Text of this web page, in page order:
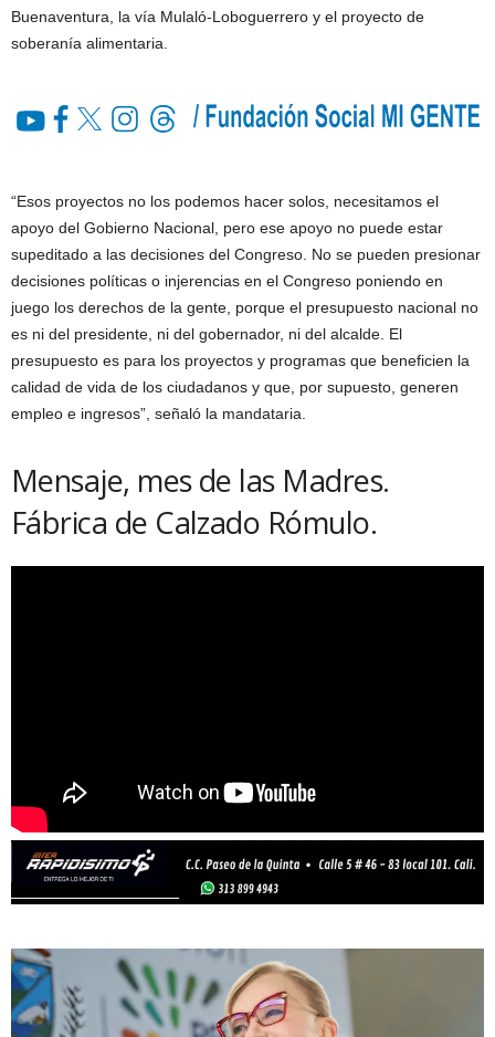
Buenaventura, la vía Mulaló-Loboguerrero y el proyecto de
soberanía alimentaria.
“Esos proyectos no los podemos hacer solos, necesitamos el
apoyo del Gobierno Nacional, pero ese apoyo no puede estar
supeditado a las decisiones del Congreso. No se pueden presionar
decisiones políticas o injerencias en el Congreso poniendo en
juego los derechos de la gente, porque el presupuesto nacional no
es ni del presidente, ni del gobernador, ni del alcalde. El
presupuesto es para los proyectos y programas que beneficien la
calidad de vida de los ciudadanos y que, por supuesto, generen
empleo e ingresos”, señaló la mandataria.
Mensaje, mes de las Madres.
Fábrica de Calzado Rómulo.